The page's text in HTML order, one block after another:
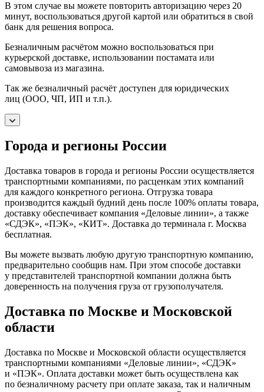
В этом случае вы можете повторить авторизацию через 20
минут, воспользоваться другой картой или обратиться в свой
банк для решения вопроса.
Безналичным расчётом можно воспользоваться при
курьерской доставке, использовании постамата или
самовывоза из магазина.
Так же безналичный расчёт доступен для юридических
лиц (ООО, ЧП, ИП и т.п.).
Города и регионы России
Доставка товаров в города и регионы России осуществляется
транспортными компаниями, по расценкам этих компаний
для каждого конкретного региона. Отгрузка товара
производится каждый будний день после 100% оплаты товара,
доставку обеспечивает компания «Деловые линии», а также
«СДЭК», «ПЭК», «КИТ». Доставка до терминала г. Москва
бесплатная.
Вы можете вызвать любую другую транспортную компанию,
предварительно сообщив нам. При этом способе доставки
у представителей транспортной компании должна быть
доверенность на получения груза от грузополучателя.
Доставка по Москве и Московской
области
Доставка по Москве и Московской области осуществляется
транспортными компаниями «Деловые линии», «СДЭК»
и «ПЭК». Оплата доставки может быть осуществлена как
по безналичному расчету при оплате заказа, так и наличным